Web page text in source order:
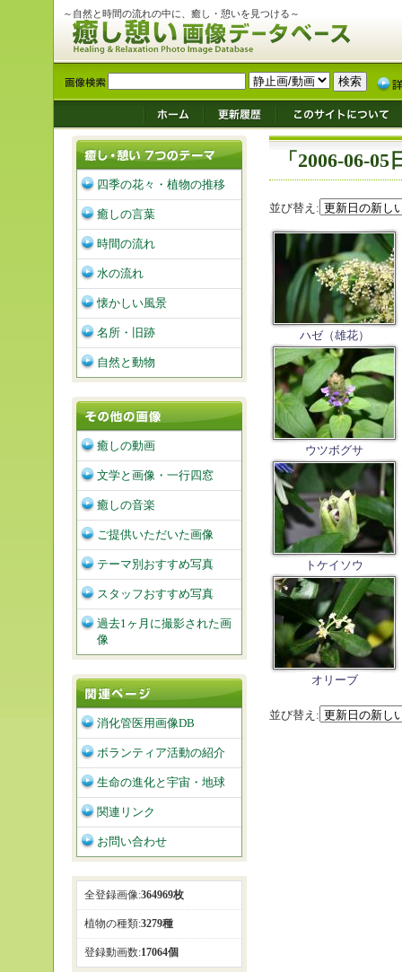
～自然と時間の流れの中に、癒し・憩いを見つける～
「2006-06-
並び替え:
ハゼ（雄花）
ウツボグサ
トケイソウ
オリーブ
並び替え:
四季の花々・植物の推移
癒しの言葉
時間の流れ
水の流れ
懐かしい風景
名所・旧跡
自然と動物
癒しの動画
文学と画像・一行四窓
癒しの音楽
ご提供いただいた画像
テーマ別おすすめ写真
スタッフおすすめ写真
過去1ヶ月に撮影された画
像
消化管医用画像DB
ボランティア活動の紹介
生命の進化と宇宙・地球
関連リンク
お問い合わせ
全登録画像:364969枚
植物の種類:3279種
登録動画数:17064個